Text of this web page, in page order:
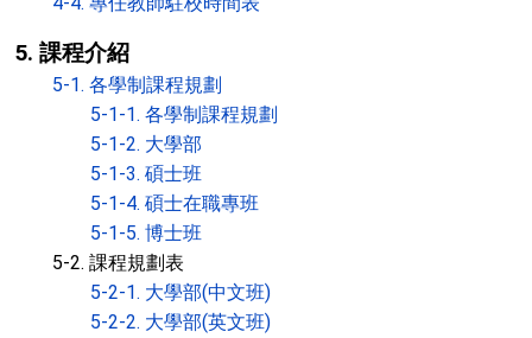
5. 課程介紹
5-1. 各學制課程規劃
5-1-1. 各學制課程規劃
5-1-2. 大學部
5-1-3. 碩士班
5-1-4. 碩士在職專班
5-1-5. 博士班
5-2. 課程規劃表
5-2-1. 大學部(中文班)
5-2-2. 大學部(英文班)